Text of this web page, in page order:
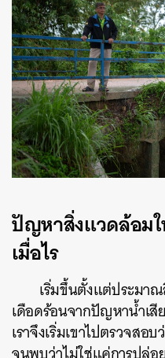
ปัญหาสิ่งแวดล้อม
เมื่อไร
เริ่มขึ้นตั้งแต่ประมา
เดือดร้อนจากปัญหาน้ำเ
เราจึงเริ่มเขาไปตรวจสอ